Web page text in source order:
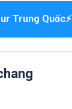
Trung Quốc⚡